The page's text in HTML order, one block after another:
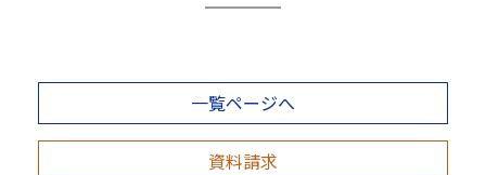
一覧ページへ
資料請求